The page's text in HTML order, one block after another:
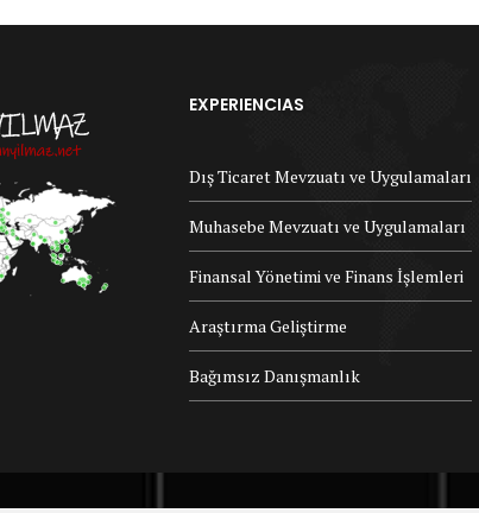
EXPERIENCIAS
Dış Ticaret Mevzuatı ve Uygulamaları
Muhasebe Mevzuatı ve Uygulamaları
Finansal Yönetimi ve Finans İşlemleri
Araştırma Geliştirme
Bağımsız Danışmanlık